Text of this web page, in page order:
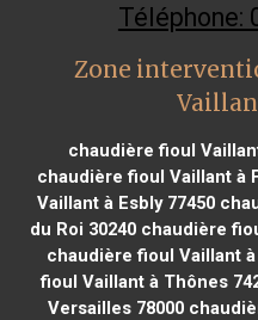
Téléphone:
Zone
chaudière fioul
chaudière fioul Vaillant à
Vaillant à Esbly 77450
du Roi 30240 chaudière
chaudière fioul Vaillant
fioul Vaillant à Thônes
Versailles 78000